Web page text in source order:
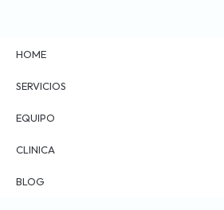
HOME
SERVICIOS
EQUIPO
CLINICA
BLOG